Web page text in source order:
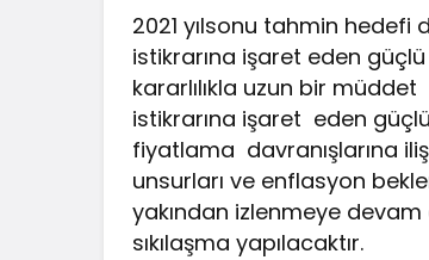
2021 yılsonu tahmin hedefi
istikrarına işaret eden
kararlılıkla uzun bir
istikrarına işaret eden
fiyatlama davranışlarına
unsurları ve enflasyon
yakından izlenmeye
sıkılaşma yapılacaktır.